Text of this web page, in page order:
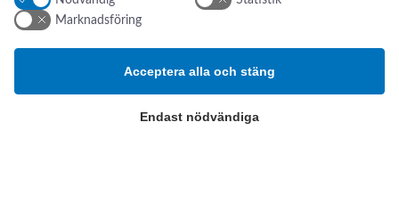
Nyheter
Marknadsföring
Endast nödvändiga
Acceptera alla och stäng